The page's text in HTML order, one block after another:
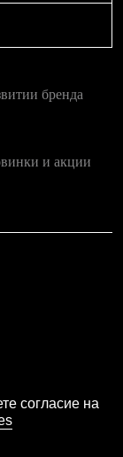
бренда
и акции
согласие на